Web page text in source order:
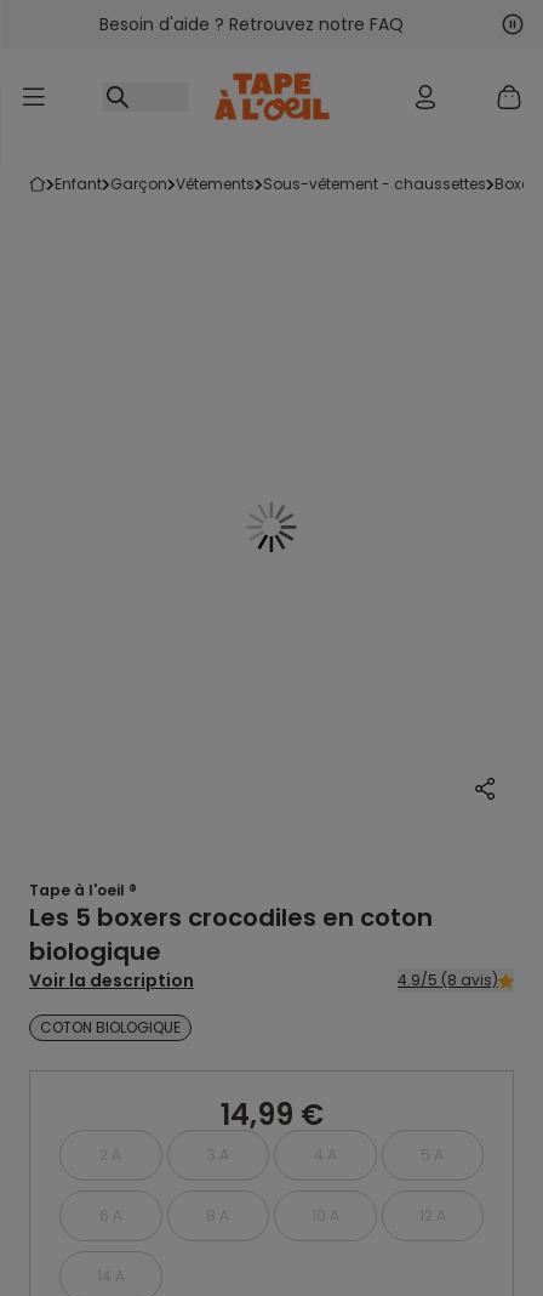
Accéder au contenu
Besoin d'aide ? Retrouvez notre FAQ
enfant garçon vêtements sous-vêtement - chaussettes
Tape à l'oeil ®
Les 5 boxers crocodiles en coton
biologique
Voir la description 4.9/5 (8 avis)
COTON BIOLOGIQUE
14,99 €
2 A 3 A 4 A 5 A
6 A 8 A 10 A 12 A
14 A